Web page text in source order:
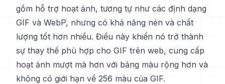
gồm hỗ trợ hoạt ảnh, tương tự như các định dạng
GIF và WebP, nhưng có khả năng nén và chất
lượng tốt hơn nhiều. Điều này khiến nó trở thành
sự thay thế phù hợp cho GIF trên web, cung cấp
hoạt ảnh mượt mà hơn với bảng màu rộng hơn và
không có giới hạn về 256 màu của GIF.